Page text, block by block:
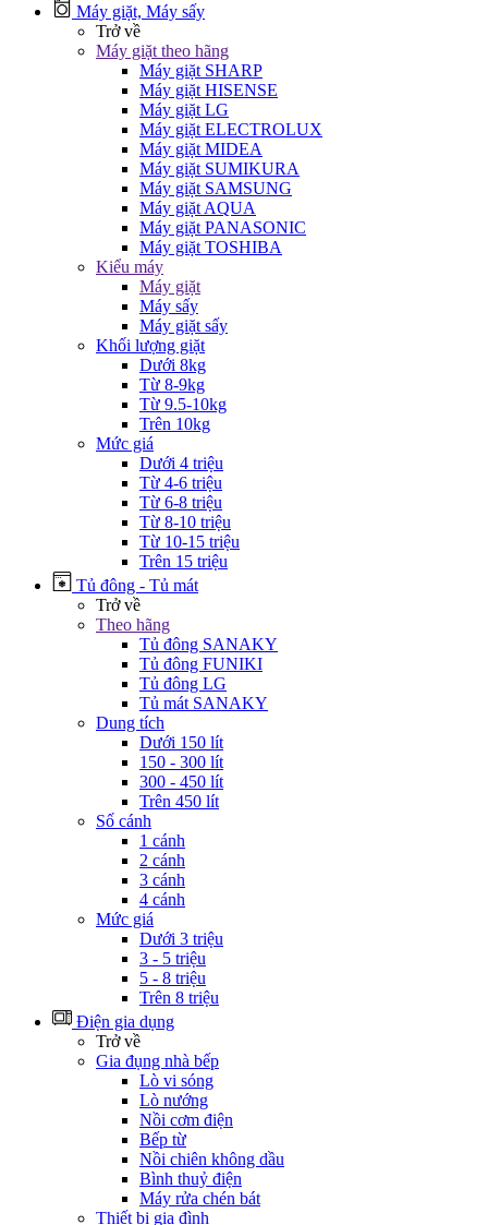
Máy giặt, Máy sấy
Trở về
Máy giặt theo hãng
Máy giặt SHARP
Máy giặt HISENSE
Máy giặt LG
Máy giặt ELECTROLUX
Máy giặt MIDEA
Máy giặt SUMIKURA
Máy giặt SAMSUNG
Máy giặt AQUA
Máy giặt PANASONIC
Máy giặt TOSHIBA
Kiểu máy
Máy giặt
Máy sấy
Máy giặt sấy
Khối lượng giặt
Dưới 8kg
Từ 8-9kg
Từ 9.5-10kg
Trên 10kg
Mức giá
Dưới 4 triệu
Từ 4-6 triệu
Từ 6-8 triệu
Từ 8-10 triệu
Từ 10-15 triệu
Trên 15 triệu
Tủ đông - Tủ mát
Trở về
Theo hãng
Tủ đông SANAKY
Tủ đông FUNIKI
Tủ đông LG
Tủ mát SANAKY
Dung tích
Dưới 150 lít
150 - 300 lít
300 - 450 lít
Trên 450 lít
Số cánh
1 cánh
2 cánh
3 cánh
4 cánh
Mức giá
Dưới 3 triệu
3 - 5 triệu
5 - 8 triệu
Trên 8 triệu
Điện gia dụng
Trở về
Gia đụng nhà bếp
Lò vi sóng
Lò nướng
Nồi cơm điện
Bếp từ
Nồi chiên không dầu
Bình thuỷ điện
Máy rửa chén bát
Thiết bị gia đình